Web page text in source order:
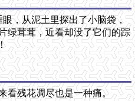
，从泥土里探出了小脑袋，
绿茸茸，近看却没了它们的踪
看残花凋尽也是一种痛。